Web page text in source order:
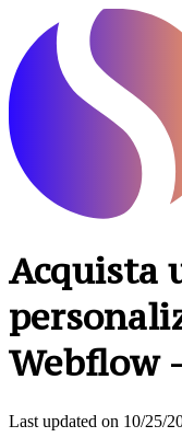
Acquista
Webflow
Last updated on 10/25/